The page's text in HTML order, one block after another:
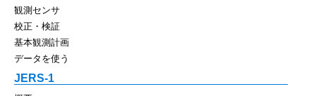
観測センサ
校正・検証
基本観測計画
データを使う
JERS-1